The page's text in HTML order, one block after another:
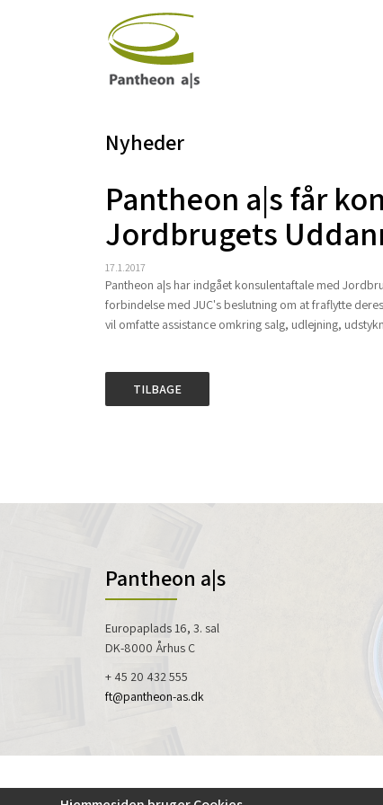
Nyheder
Pantheon a|s får
Jordbrugets
17.1.2017
Pantheon a|s har indgået konsulentaftale med
forbindelse med JUC's beslutning om at fraflytte
vil omfatte assistance omkring salg, udlejning,
TILBAGE
Pantheon a|s
Europaplads 16, 3. sal
DK-8000 Århus C
+ 45 20 432 555
ft@pantheon-as.dk